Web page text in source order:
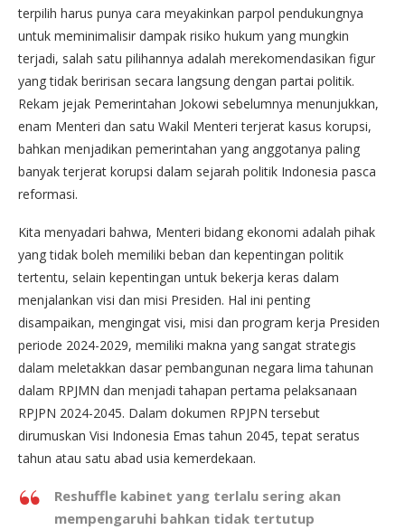
terpilih harus punya cara meyakinkan parpol pendukungnya
untuk meminimalisir dampak risiko hukum yang mungkin
terjadi, salah satu pilihannya adalah merekomendasikan figur
yang tidak beririsan secara langsung dengan partai politik.
Rekam jejak Pemerintahan Jokowi sebelumnya menunjukkan,
enam Menteri dan satu Wakil Menteri terjerat kasus korupsi,
bahkan menjadikan pemerintahan yang anggotanya paling
banyak terjerat korupsi dalam sejarah politik Indonesia pasca
reformasi.
Kita menyadari bahwa, Menteri bidang ekonomi adalah pihak
yang tidak boleh memiliki beban dan kepentingan politik
tertentu, selain kepentingan untuk bekerja keras dalam
menjalankan visi dan misi Presiden. Hal ini penting
disampaikan, mengingat visi, misi dan program kerja Presiden
periode 2024-2029, memiliki makna yang sangat strategis
dalam meletakkan dasar pembangunan negara lima tahunan
dalam RPJMN dan menjadi tahapan pertama pelaksanaan
RPJPN 2024-2045. Dalam dokumen RPJPN tersebut
dirumuskan Visi Indonesia Emas tahun 2045, tepat seratus
tahun atau satu abad usia kemerdekaan.
Reshuffle kabinet yang terlalu sering akan
mempengaruhi bahkan tidak tertutup